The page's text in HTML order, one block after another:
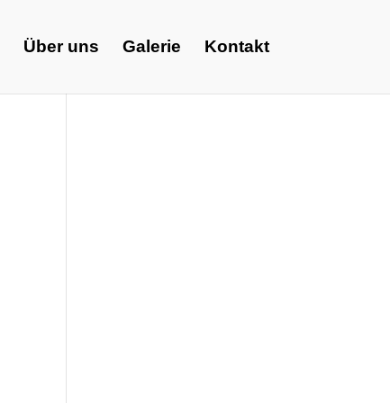
Über uns Galerie Kontakt